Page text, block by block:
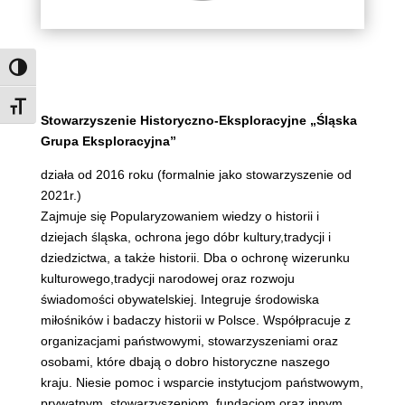
Zmień kontrast
Rozmiar czcionki
Stowarzyszenie Historyczno-Eksploracyjne „Śląska
Grupa Eksploracyjna”
działa od 2016 roku (formalnie jako stowarzyszenie od
2021r.)
Zajmuje się Popularyzowaniem wiedzy o historii i
dziejach śląska, ochrona jego dóbr kultury,tradycji i
dziedzictwa, a także historii. Dba o ochronę wizerunku
kulturowego,tradycji narodowej oraz rozwoju
świadomości obywatelskiej. Integruje środowiska
miłośników i badaczy historii w Polsce. Współpracuje z
organizacjami państwowymi, stowarzyszeniami oraz
osobami, które dbają o dobro historyczne naszego
kraju. Niesie pomoc i wsparcie instytucjom państwowym,